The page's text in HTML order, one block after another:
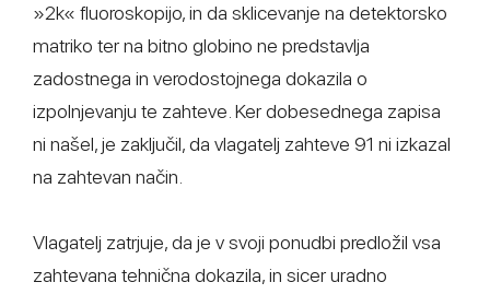
»2k« fluoroskopijo, in da sklicevanje na detektorsko
matriko ter na bitno globino ne predstavlja
zadostnega in verodostojnega dokazila o
izpolnjevanju te zahteve. Ker dobesednega zapisa
ni našel, je zaključil, da vlagatelj zahteve 91 ni izkazal
na zahtevan način.
Vlagatelj zatrjuje, da je v svoji ponudbi predložil vsa
zahtevana tehnična dokazila, in sicer uradno